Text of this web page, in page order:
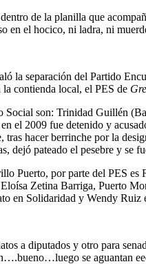
de la planilla que
en el hocico, ni ladra, ni
la separación del Partido
contienda local, el PES de
son: Trinidad Guillén
el 2009 fue detenido y
hacer berrinche por la
dejó pateado el pesebre y se
Puerto, por parte del PES
Zetina Barriga, Puerto
en Solidaridad y Wendy Ruiz
a diputados y otro para
se aguantan